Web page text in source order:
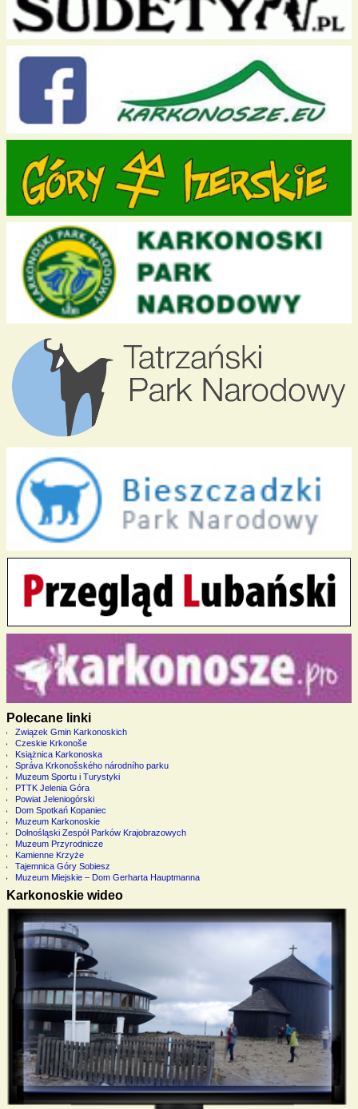
Polecane linki
Związek Gmin Karkonoskich
Czeskie Krkonoše
Książnica Karkonoska
Správa Krkonošského národního parku
Muzeum Sportu i Turystyki
PTTK Jelenia Góra
Powiat Jeleniogórski
Dom Spotkań Kopaniec
Muzeum Karkonoskie
Dolnośląski Zespół Parków Krajobrazowych
Muzeum Przyrodnicze
Kamienne Krzyże
Tajemnica Góry Sobiesz
Muzeum Miejskie – Dom Gerharta Hauptmanna
Karkonoskie wideo